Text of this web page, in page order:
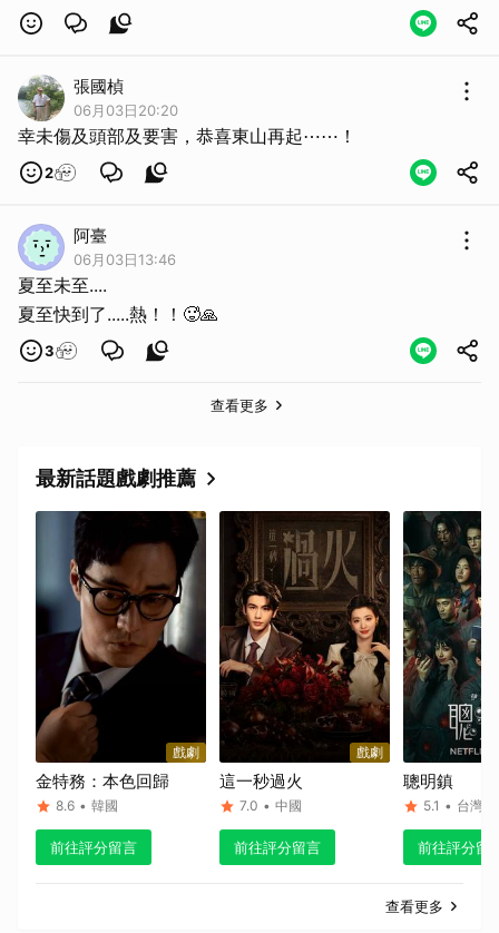
張國楨
06月03日20:20
幸未傷及頭部及要害，恭喜東山再起⋯⋯！
2
阿臺
06月03日13:46
夏至未至....
夏至快到了.....熱！！🥵🙏
3
查看更多
最新話題戲劇推薦
戲劇
金特務：本色回歸
8.6 • 韓國
前往評分留言
戲劇
這一秒過火
7.0 • 中國
前往評分留言
聰明鎮
5.1 • 台灣
前往評分留
查看更多
取消